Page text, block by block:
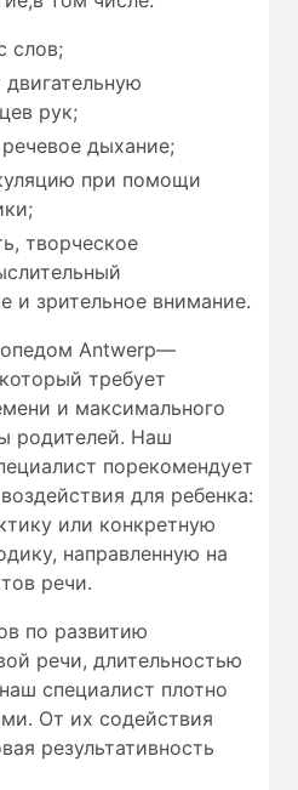
слов;
рук;
дыхание;
при помощи
творческое
и зрительное внимание.
Antwerp—
требует
и максимального
родителей. Наш
порекомендует
для ребенка:
или конкретную
направленную на
речи.
по развитию
речи, длительностью
специалист плотно
От их содействия
результативность